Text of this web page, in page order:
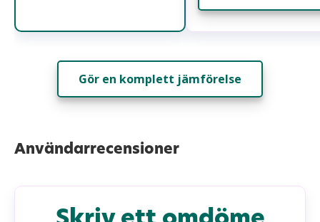
Gör en komplett jämförelse
Användarrecensioner